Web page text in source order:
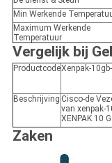
Min Werkende
Maximum Werkende
Temperatuur
Vergelijk bij
ProductcodeXenpak-
Beschrijving Cisco-de
van xenpak-
XENPAK 10
Zaken